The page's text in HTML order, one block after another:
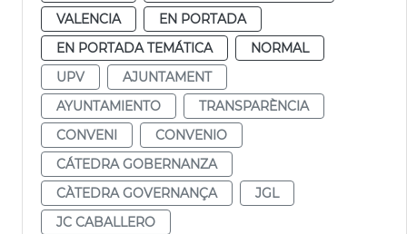
VALENCIA
EN PORTADA
EN PORTADA TEMÁTICA
NORMAL
UPV
AJUNTAMENT
AYUNTAMIENTO
TRANSPARÈNCIA
CONVENI
CONVENIO
CÁTEDRA GOBERNANZA
CÀTEDRA GOVERNANÇA
JGL
JC CABALLERO